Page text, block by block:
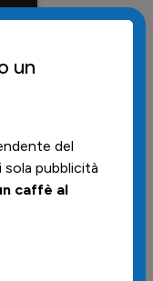
un
del
pubblicità
caffè al